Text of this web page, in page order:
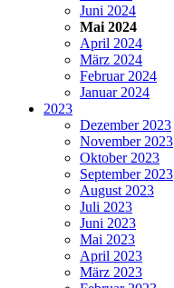
Juni 2024
Mai 2024
April 2024
März 2024
Februar 2024
Januar 2024
2023
Dezember 2023
November 2023
Oktober 2023
September 2023
August 2023
Juli 2023
Juni 2023
Mai 2023
April 2023
März 2023